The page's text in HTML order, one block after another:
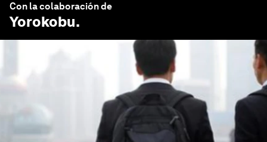
Con la colaboración de
Yorokobu.